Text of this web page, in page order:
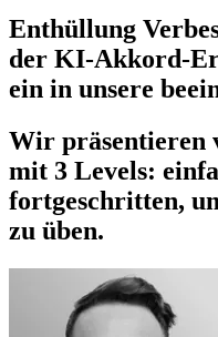
Enthüllung
der KI-Akkord-
ein in unsere
Wir präsentieren
mit 3 Levels:
fortgeschritten,
zu üben.